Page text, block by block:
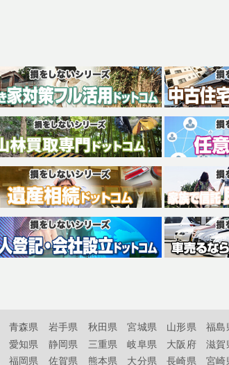
青森県 岩手県 秋田県 宮城県 山形県 福島
愛知県 静岡県 三重県 岐阜県 大阪府 滋賀
福岡県 佐賀県 熊本県 大分県 長崎県 宮崎